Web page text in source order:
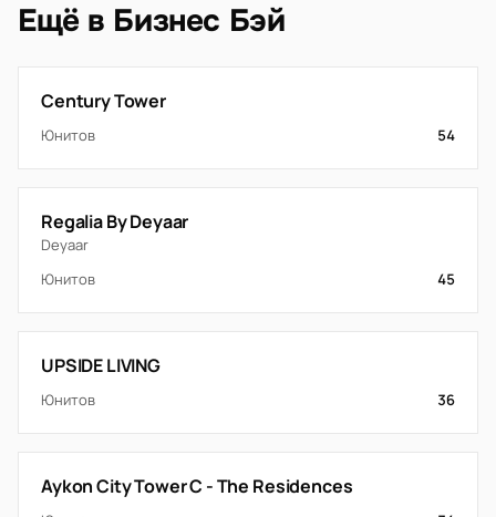
Ещё в Бизнес Бэй
Century Tower
Юнитов 54
Regalia By Deyaar
Deyaar
Юнитов
45
UPSIDE LIVING
Юнитов 36
Aykon City Tower C - The Residences